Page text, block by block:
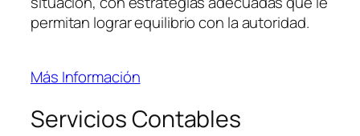
permitan lograr equilibrio con la autoridad.
Más Información
Servicios Contables